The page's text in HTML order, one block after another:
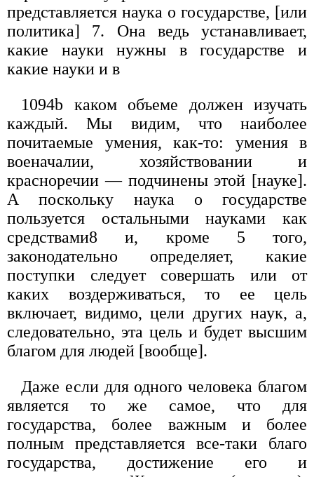
представляется наука о государстве, [или
политика] 7. Она ведь устанавливает,
какие науки нужны в государстве и
какие науки и в
1094b каком объеме должен изучать
каждый. Мы видим, что наиболее
почитаемые умения, как-то: умения в
военачалии, хозяйствовании и
красноречии — подчинены этой [науке].
А поскольку наука о государстве
пользуется остальными науками как
средствами8 и, кроме 5 того,
законодательно определяет, какие
поступки следует совершать или от
каких воздерживаться, то ее цель
включает, видимо, цели других наук, а,
следовательно, эта цель и будет высшим
благом для людей [вообще].
Даже если для одного человека благом
является то же самое, что для
государства, более важным и более
полным представляется все-таки благо
государства, достижение его и